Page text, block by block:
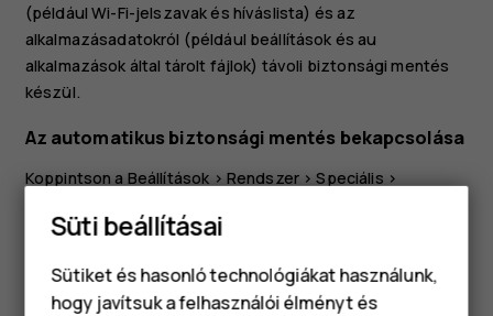
(például Wi-Fi-jelszavak és híváslista) és az
alkalmazásadatokról (például beállítások és au
alkalmazások által tárolt fájlok) távoli biztonsági mentés
készül.
Az automatikus biztonsági mentés bekapcsolása
Koppintson a Beállítások> Rendszer>Speciális >
biztonsági másolat készítését.
Süti beállításai
Sütiket és hasonló technológiákat használunk,
hogy javítsuk a felhasználói élményt és